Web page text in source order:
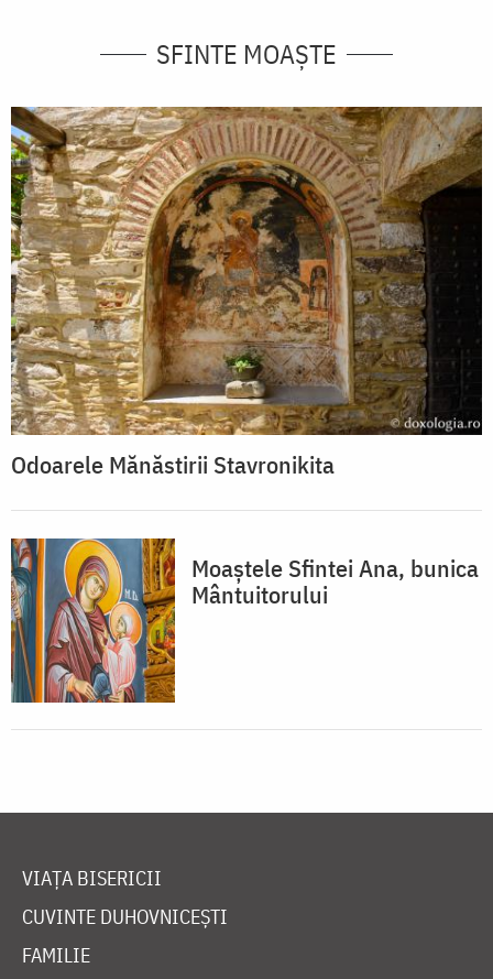
SFINTE MOAȘTE
Odoarele Mănăstirii Stavronikita
Moaștele Sfintei Ana, bunica
Mântuitorului
VIAȚA BISERICII
CUVINTE DUHOVNICEȘTI
FAMILIE